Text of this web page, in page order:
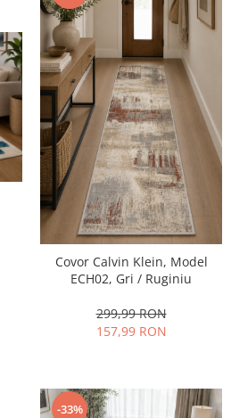
Covor Calvin Klein, Model
ECH02, Gri / Ruginiu
299,99 RON
157,99 RON
-33%